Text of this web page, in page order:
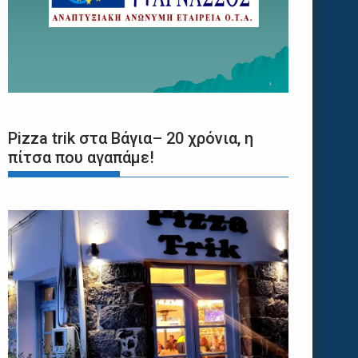
Pizza trik στα Βάγια– 20 χρόνια, η
πίτσα που αγαπάμε!